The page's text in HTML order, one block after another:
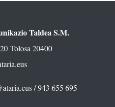
Taldea S.M.
Tolosa 20400
/ 943 655 695